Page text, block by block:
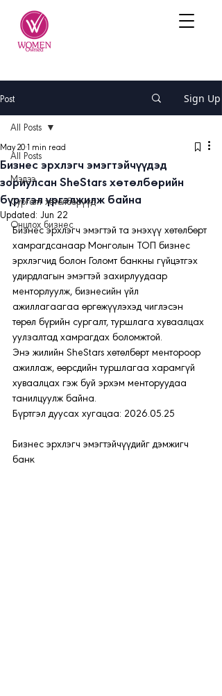
Post Sign Up
All Posts
Мэдээ
Сургалт хөтөлбөрүүд
Онцлох бизнес
All Posts
Бизнес эрхлэгч эмэгтэйчүүдэд
зориулсан SheStars хөтөлбөрийн
бүртгэл үргэлжилж байна
May 201 min read
Updated: Jun 22
Бизнес эрхлэгч эмэгтэй та энэхүү хөтөлбөрт
хамрагдсанаар Монголын ТОП бизнес
эрхлэгчид болон Голомт банкны гүйцэтгэх
удирдлагын эмэгтэй захирлуудаар
менторлуулж, бизнесийн үйл
ажиллагаагаа өргөжүүлэхэд чиглэсэн
төрөл бүрийн сургалт, туршлага хуваалцах
уулзалтад хамрагдах боломжтой.
Энэ жилийн SheStars хөтөлбөрт ментороор
ажиллаж, өөрсдийн туршлагаа харамгүй
хуваалцах гэж буй эрхэм менторуудаа
танилцуулж байна.
Бүртгэл дуусах хугацаа: 2026.05.25
Бизнес эрхлэгч эмэгтэйчүүдийг дэмжигч
банк